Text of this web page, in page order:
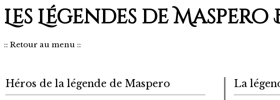
Les Légendes de Maspero
:: Retour au menu ::
Héros de la légende de Maspero La